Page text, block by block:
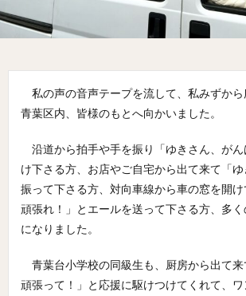
私の声の音声テープを流して、私みずから
青葉区内、皆様のもとへ向かいました。
沿道から拍手や手を振り「ゆきさん、が
け下さる方、お店やご自宅から出て来て「
振って下さる方、対向車線から車の窓を開け
頑張れ！」とエールを送って下さる方、多
になりました。
青葉台小学校の同級生も、厨房から出て来
頑張って！」と応援に駆けつけてくれて、